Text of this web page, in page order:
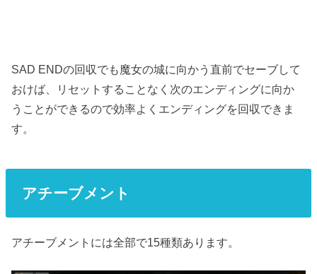
SAD ENDの回収でも魔女の城に向かう直前でセーブして
おけば、リセットすることなく次のエンディングに向か
うことができるので効率よくエンディングを回収できま
す。
アチーブメント
アチーブメントには全部で15種類あります。